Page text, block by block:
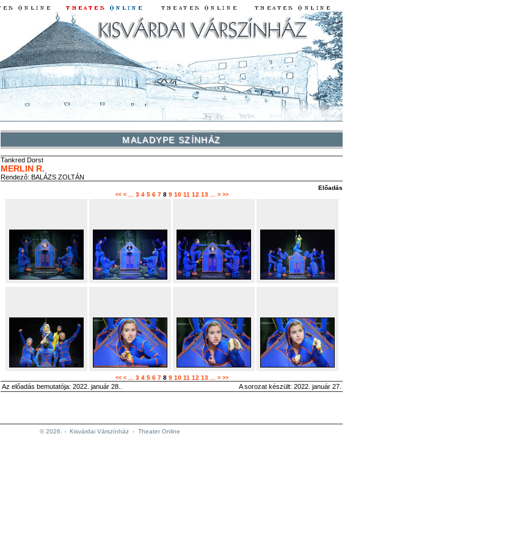
MALADYPE SZÍNHÁZ
Tankred Dorst
MERLIN R.
Rendező: BALÁZS ZOLTÁN
Előadás
<< <... 3 4 5 6 7 8 9 10 11 12 13... > >>
<< <... 3 4 5 6 7 8 9 10 11 12 13... > >>
Az előadás bemutatója: 2022. január 28.. A sorozat készült: 2022. január 27.
© 2026. - Kisvárdai Várszínház - Theater Online